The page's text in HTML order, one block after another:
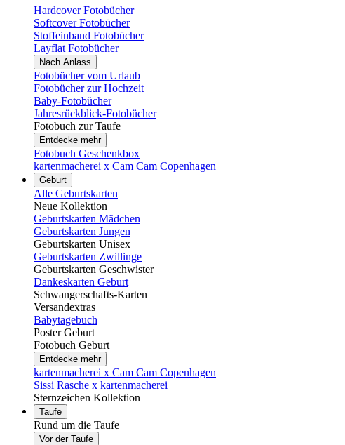
Hardcover Fotobücher
Softcover Fotobücher
Stoffeinband Fotobücher
Layflat Fotobücher
Nach Anlass
Fotobücher vom Urlaub
Fotobücher zur Hochzeit
Baby-Fotobücher
Jahresrückblick-Fotobücher
Fotobuch zur Taufe
Entdecke mehr
Fotobuch Geschenkbox
kartenmacherei x Cam Cam Copenhagen
Geburt
Alle Geburtskarten
Neue Kollektion
Geburtskarten Mädchen
Geburtskarten Jungen
Geburtskarten Unisex
Geburtskarten Zwillinge
Geburtskarten Geschwister
Dankeskarten Geburt
Schwangerschafts-Karten
Versandextras
Babytagebuch
Poster Geburt
Fotobuch Geburt
Entdecke mehr
kartenmacherei x Cam Cam Copenhagen
Sissi Rasche x kartenmacherei
Sternzeichen Kollektion
Taufe
Rund um die Taufe
Vor der Taufe